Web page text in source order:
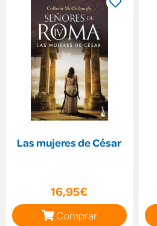
Las mujeres de César
16,95€
Comprar